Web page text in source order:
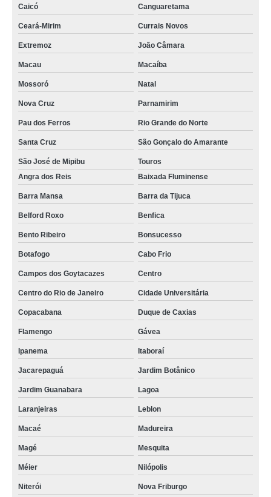
Caicó Canguaretama
Ceará-Mirim Currais Novos
Extremoz João Câmara
Macau Macaíba
Mossoró Natal
Nova Cruz Parnamirim
Pau dos Ferros Rio Grande do Norte
Santa Cruz São Gonçalo do Amarante
São José de Mipibu
Touros
Angra dos Reis
Baixada Fluminense
Barra Mansa Barra da Tijuca
Belford Roxo Benfica
Bento Ribeiro Bonsucesso
Botafogo Cabo Frio
Campos dos Goytacazes Centro
Centro do Rio de Janeiro Cidade Universitária
Copacabana Duque de Caxias
Flamengo Gávea
Ipanema Itaboraí
Jacarepaguá Jardim Botânico
Jardim Guanabara Lagoa
Laranjeiras Leblon
Macaé Madureira
Magé Mesquita
Méier Nilópolis
Niterói Nova Friburgo